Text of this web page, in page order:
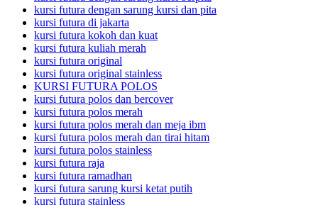
kursi futura dengan sarung kursi dan pita
kursi futura di jakarta
kursi futura kokoh dan kuat
kursi futura kuliah merah
kursi futura original
kursi futura original stainless
KURSI FUTURA POLOS
kursi futura polos dan bercover
kursi futura polos merah
kursi futura polos merah dan meja ibm
kursi futura polos merah dan tirai hitam
kursi futura polos stainless
kursi futura raja
kursi futura ramadhan
kursi futura sarung kursi ketat putih
kursi futura stainless